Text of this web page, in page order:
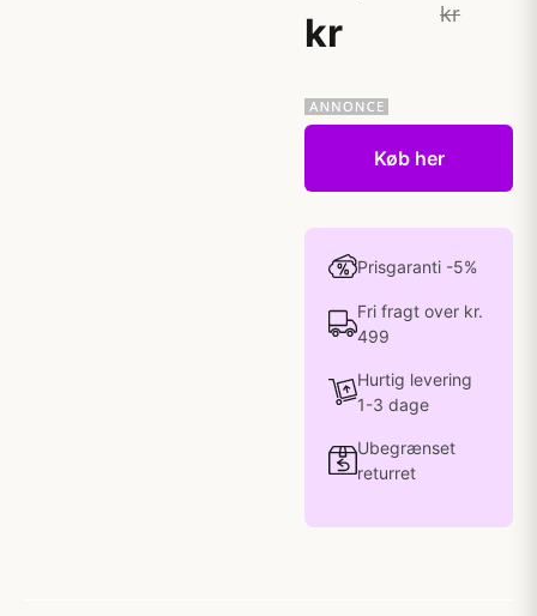
kr
kr
Køb her
Prisgaranti -5%
Fri fragt over kr.
499
Hurtig levering
1-3 dage
Ubegrænset
returret